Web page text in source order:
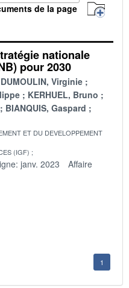
de la page
nationale
pour 2030
DUMOULIN, Virginie
KERHUEL, Bruno
BIANQUIS, Gaspard
ET DU DEVELOPPEMENT
(IGF)
janv. 2023
Affaire
1